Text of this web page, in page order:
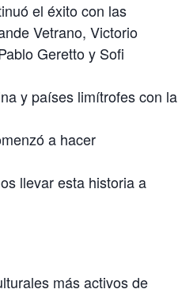
el éxito con las
Vetrano, Victorio
Geretto y Sofi
y países limítrofes con la
a hacer
llevar esta historia a
más activos de